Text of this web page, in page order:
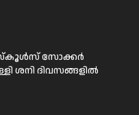
സ്കൂൾസ് സോക്കർ
ശനി ദിവസങ്ങളിൽ